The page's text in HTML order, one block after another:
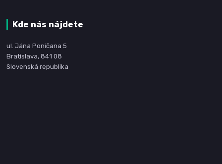
Kde nás nájdete
ul. Jána Poničana 5
Bratislava, 841 08
Slovenská republika